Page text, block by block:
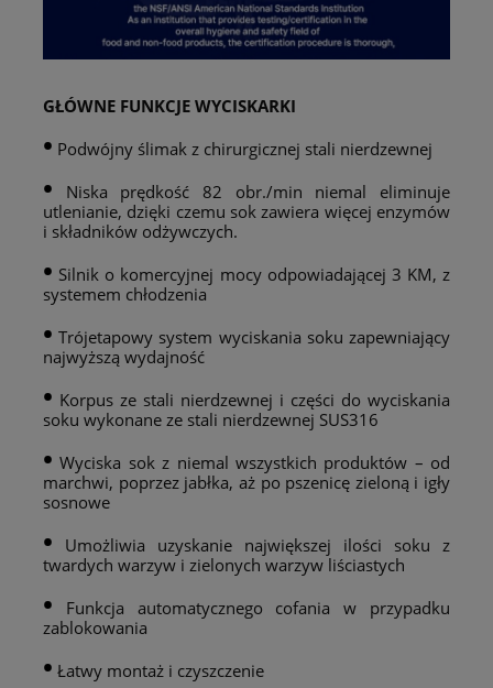
GŁÓWNE FUNKCJE WYCISKARKI
• Podwójny ślimak z chirurgicznej stali nierdzewnej
• Niska prędkość 82 obr./min niemal eliminuje
utlenianie, dzięki czemu sok zawiera więcej enzymów
i składników odżywczych.
• Silnik o komercyjnej mocy odpowiadającej 3 KM, z
systemem chłodzenia
• Trójetapowy system wyciskania soku zapewniający
najwyższą wydajność
• Korpus ze stali nierdzewnej i części do wyciskania
soku wykonane ze stali nierdzewnej SUS316
• Wyciska sok z niemal wszystkich produktów – od
marchwi, poprzez jabłka, aż po pszenicę zieloną i igły
sosnowe
• Umożliwia uzyskanie największej ilości soku z
twardych warzyw i zielonych warzyw liściastych
• Funkcja automatycznego cofania w przypadku
zablokowania
• Łatwy montaż i czyszczenie